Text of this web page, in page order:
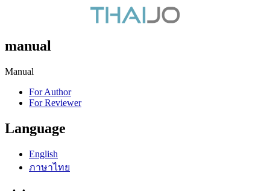
manual
Manual
For Author
For Reviewer
Language
English
ภาษาไทย